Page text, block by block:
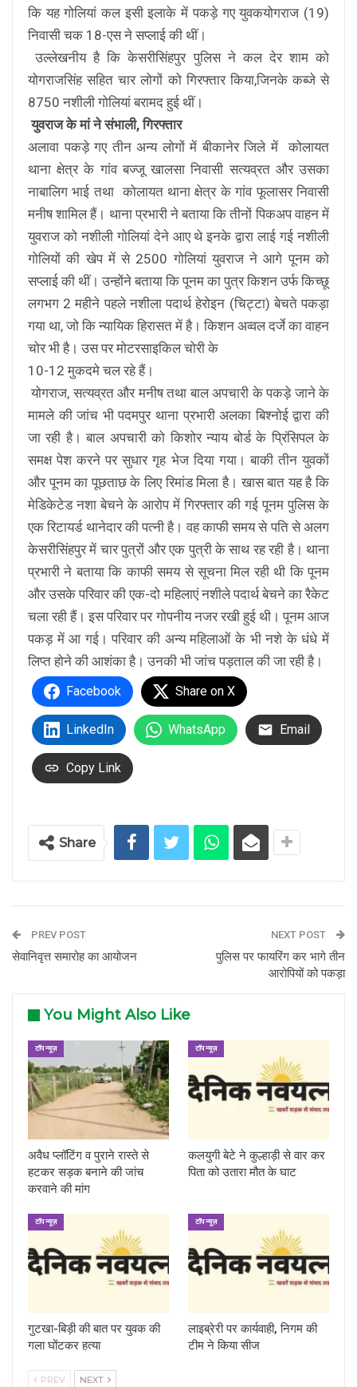
कि यह गोलियां कल इसी इलाके में पकड़े गए युवकयोगराज (19)
निवासी चक 18-एस ने सप्लाई की थीं।
उल्लेखनीय है कि केसरीसिंहपुर पुलिस ने कल देर शाम को
योगराजसिंह सहित चार लोगों को गिरफ्तार किया,जिनके कब्जे से
8750 नशीली गोलियां बरामद हुई थीं।
युवराज के मां ने संभाली, गिरफ्तार
अलावा पकड़े गए तीन अन्य लोगों में बीकानेर जिले में कोलायत
थाना क्षेत्र के गांव बज्जू खालसा निवासी सत्यव्रत और उसका
नाबालिग भाई तथा कोलायत थाना क्षेत्र के गांव फूलासर निवासी
मनीष शामिल हैं। थाना प्रभारी ने बताया कि तीनों पिकअप वाहन में
युवराज को नशीली गोलियां देने आए थे इनके द्वारा लाई गई नशीली
गोलियों की खेप में से 2500 गोलियां युवराज ने आगे पूनम को
सप्लाई की थीं। उन्होंने बताया कि पूनम का पुत्र किशन उर्फ किच्छू
लगभग 2 महीने पहले नशीला पदार्थ हेरोइन (चिट्टा) बेचते पकड़ा
गया था, जो कि न्यायिक हिरासत में है। किशन अव्वल दर्जे का वाहन
चोर भी है। उस पर मोटरसाइकिल चोरी के
10-12 मुकदमे चल रहे हैं।
योगराज, सत्यव्रत और मनीष तथा बाल अपचारी के पकड़े जाने के
मामले की जांच भी पदमपुर थाना प्रभारी अलका बिश्नोई द्वारा की
जा रही है। बाल अपचारी को किशोर न्याय बोर्ड के प्रिंसिपल के
समक्ष पेश करने पर सुधार गृह भेज दिया गया। बाकी तीन युवकों
और पूनम का पूछताछ के लिए रिमांड मिला है। खास बात यह है कि
मेडिकेटेड नशा बेचने के आरोप में गिरफ्तार की गई पूनम पुलिस के
एक रिटायर्ड थानेदार की पत्नी है। वह काफी समय से पति से अलग
केसरीसिंहपुर में चार पुत्रों और एक पुत्री के साथ रह रही है। थाना
प्रभारी ने बताया कि काफी समय से सूचना मिल रही थी कि पूनम
और उसके परिवार की एक-दो महिलाएं नशीले पदार्थ बेचने का रैकेट
चला रही हैं। इस परिवार पर गोपनीय नजर रखी हुई थी। पूनम आज
पकड़ में आ गई। परिवार की अन्य महिलाओं के भी नशे के धंधे में
लिप्त होने की आशंका है। उनकी भी जांच पड़ताल की जा रही है।
Facebook Share on X
LinkedIn WhatsApp Email
Copy Link
Share
PREV POST
सेवानिवृत्त समारोह का आयोजन
NEXT POST
पुलिस पर फायरिंग कर भागे तीन
आरोपियों को पकड़ा
You Might Also Like
टॉप न्यूज़
अवैध प्लॉटिंग व पुराने रास्ते से
हटकर सड़क बनाने की जांच
करवाने की मांग
टॉप न्यूज़
कलयुगी बेटे ने कुल्हाड़ी से वार कर
पिता को उतारा मौत के घाट
टॉप न्यूज़
गुटखा-बिड़ी की बात पर युवक की
गला घोंटकर हत्या
टॉप न्यूज़
लाइब्रेरी पर कार्यवाही, निगम की
टीम ने किया सीज
PREV NEXT